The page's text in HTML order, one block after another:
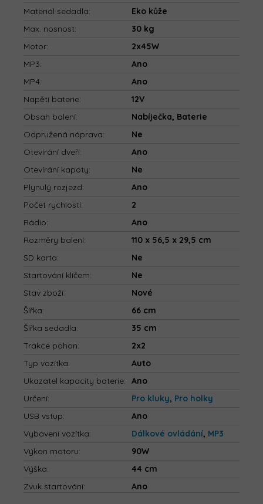
Materiál sedadla:
Eko kůže
Max. nosnost:
30 kg
Motor:
2x45W
MP3:
Ano
MP4:
Ano
Napětí baterie:
12V
Obsah balení:
Nabíječka, Baterie
Odpružená náprava:
Ne
Otevírání dveří:
Ano
Otevírání kapoty:
Ne
Plynulý rozjezd:
Ano
Počet rychlostí:
2
Rádio:
Ano
Rozměry balení:
110 x 56,5 x 29,5 cm
SD karta:
Ne
Startování klíčem:
Ne
Stav zboží:
Nové
Šířka:
66 cm
Šířka sedadla:
35 cm
Trakce pohon:
2x2
Typ vozítka:
Auto
Ukazatel kapacity baterie:
Ano
Určení: Pro kluky, Pro holky
USB vstup:
Ano
Vybavení vozítka: Dálkové ovládání, MP3
Výkon motoru:
90W
Výška:
44 cm
Zvuk startování: Ano